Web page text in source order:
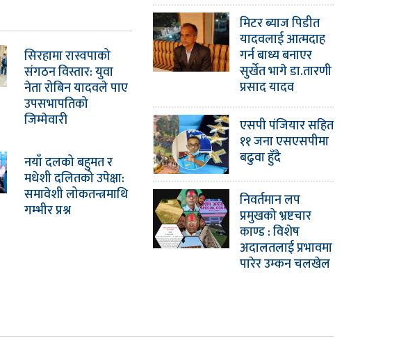
सिरहामा रास्वपाको
संगठन विस्तार: युवा
नेता रोबिन यादवले पाए
उपसभापतिको
जिम्मेवारी
नयाँ दलको बहुमत र
मधेशी दलितको उपेक्षा:
समावेशी लोकतन्त्रमाथि
गम्भीर प्रश्न
मिटर ब्याज पिडीत
यादवलाई आत्मदाह
गर्न बाध्य बनाएर
सुर्खेत भागे डा.तारणी
प्रसाद यादव
एसपी पंजियार सहित
११ जना एसएसपीमा
बढुवा हुँदै
निवर्तमान लप
प्रमुखको भ्रष्टचार
काण्ड : विशेष
अदालतलाई प्रभावमा
पारेर उम्कन चलखेल